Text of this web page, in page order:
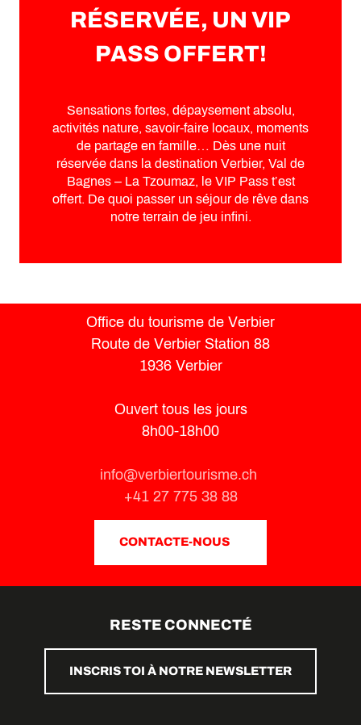
RÉSERVÉE, UN VIP
PASS OFFERT!
Sensations fortes, dépaysement absolu,
activités nature, savoir-faire locaux, moments
de partage en famille… Dès une nuit
réservée dans la destination Verbier, Val de
Bagnes – La Tzoumaz, le VIP Pass t’est
offert. De quoi passer un séjour de rêve dans
notre terrain de jeu infini.
Office du tourisme de Verbier
Route de Verbier Station 88
1936 Verbier
Ouvert tous les jours
8h00-18h00
info@verbiertourisme.ch
+41 27 775 38 88
CONTACTE-NOUS
RESTE CONNECTÉ
INSCRIS TOI À NOTRE NEWSLETTER